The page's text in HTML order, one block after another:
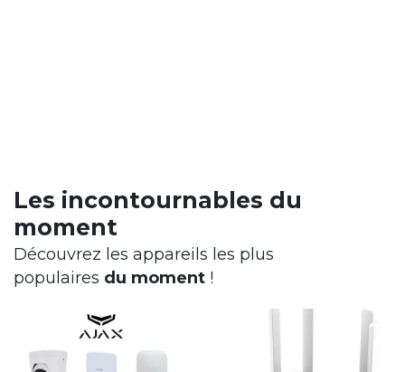
Les incontournables du
moment
Découvrez les appareils les plus
populaires du moment !